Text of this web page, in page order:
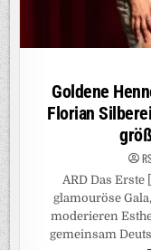
Goldene
Florian
ARD Das
glamouröse
moderieren
gemeinsam